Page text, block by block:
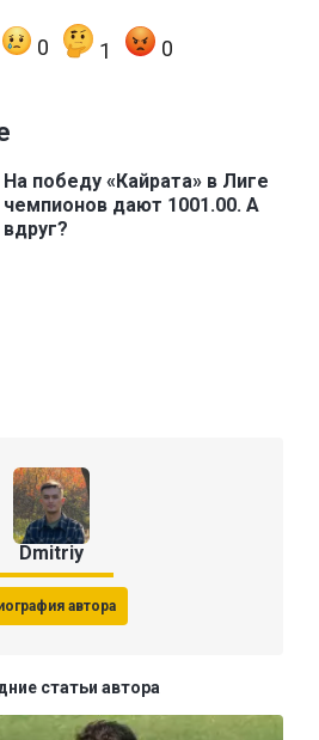
0 1 0
На победу «Кайрата» в Лиге
чемпионов дают 1001.00. А
вдруг?
Dmitriy
автора
статьи автора